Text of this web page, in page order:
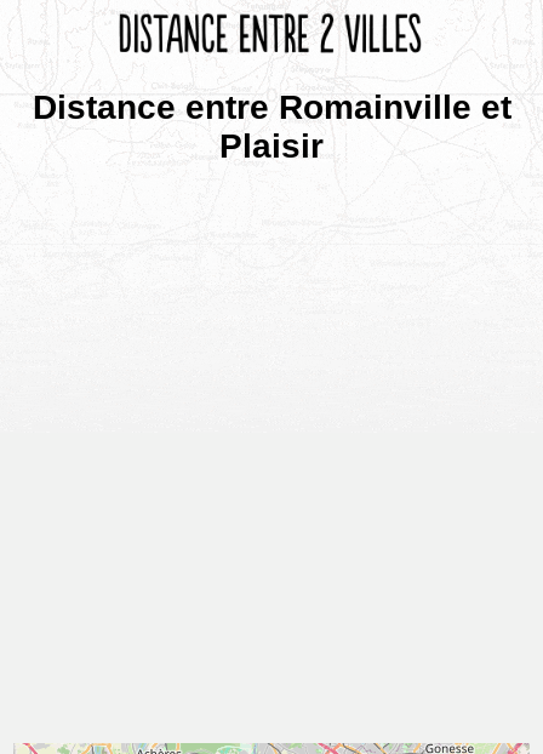
Distance entre Romainville et
Plaisir